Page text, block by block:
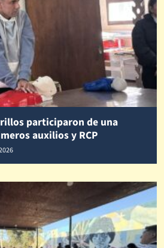
participaron de una
auxilios y RCP